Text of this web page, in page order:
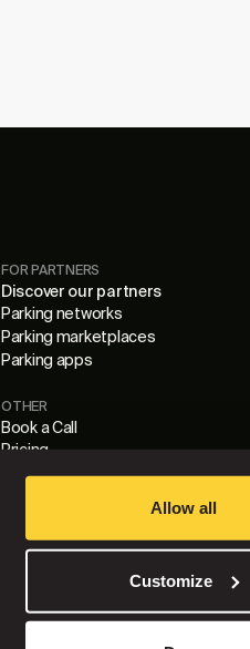
Allow all
Customize
FOR PARTNERS
Discover our partners
Parking networks
Parking marketplaces
Parking apps
OTHER
Book a Call
Pricing
Blog
Data Processing Agreement
Privacy Policy